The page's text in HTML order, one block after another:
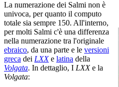
La numerazione dei Salmi non è
univoca, per quanto il computo
totale sia sempre 150. All'interno,
per molti Salmi c'è una differenza
nella numerazione tra l'originale
ebraico, da una parte e le versioni
greca dei LXXe latina della
Volgata. In dettaglio, I LXXe la
Volgata: